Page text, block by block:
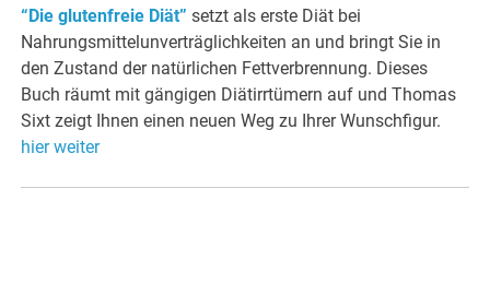
“Die glutenfreie Diät” setzt als erste Diät bei
Nahrungsmittelunverträglichkeiten an und bringt Sie in
den Zustand der natürlichen Fettverbrennung. Dieses
Buch räumt mit gängigen Diätirrtümern auf und Thomas
Sixt zeigt Ihnen einen neuen Weg zu Ihrer Wunschfigur.
hier weiter